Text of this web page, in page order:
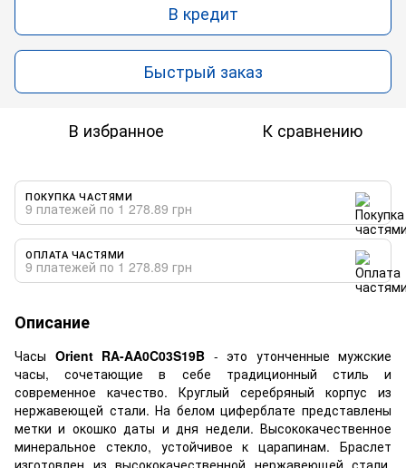
В кредит
Быстрый заказ
В избранное К сравнению
ПОКУПКА ЧАСТЯМИ
9 платежей по 1 278.89 грн
ОПЛАТА ЧАСТЯМИ
9 платежей по 1 278.89 грн
Описание
Часы Orient RA-AA0C03S19B - это утонченные мужские
часы, сочетающие в себе традиционный стиль и
современное качество. Круглый серебряный корпус из
нержавеющей стали. На белом циферблате представлены
метки и окошко даты и дня недели. Высококачественное
минеральное стекло, устойчивое к царапинам. Браслет
изготовлен из высококачественной нержавеющей стали.